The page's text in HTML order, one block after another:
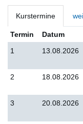
Kurstermine
Termin Datum
1
13.08.2026
2 18.08.2026
3 20.08.2026